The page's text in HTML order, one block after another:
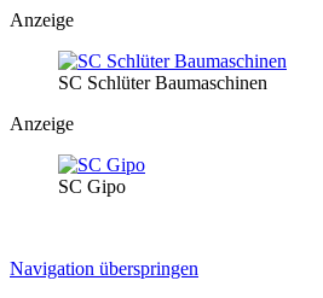
Anzeige
SC Schlüter Baumaschinen
Anzeige
SC Gipo
Navigation überspringen